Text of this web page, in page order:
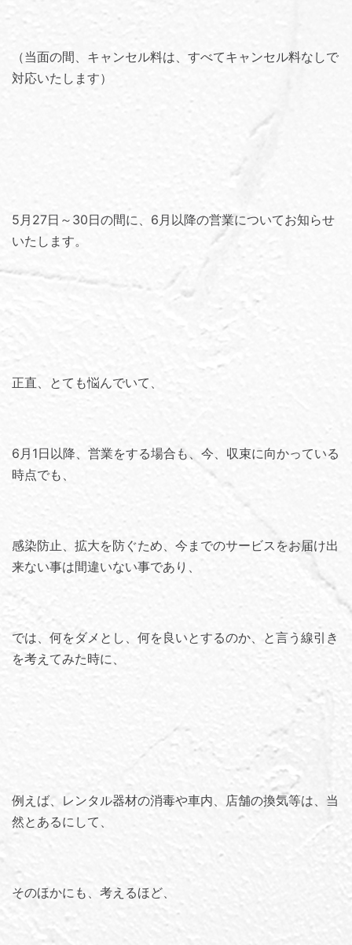
（当面の間、キャンセル料は、すべてキャンセル料なしで
対応いたします）
5月27日～30日の間に、6月以降の営業についてお知らせ
いたします。
正直、とても悩んでいて、
6月1日以降、営業をする場合も、今、収束に向かっている
時点でも、
感染防止、拡大を防ぐため、今までのサービスをお届け出
来ない事は間違いない事であり、
では、何をダメとし、何を良いとするのか、と言う線引き
を考えてみた時に、
例えば、レンタル器材の消毒や車内、店舗の換気等は、当
然とあるにして、
そのほかにも、考えるほど、